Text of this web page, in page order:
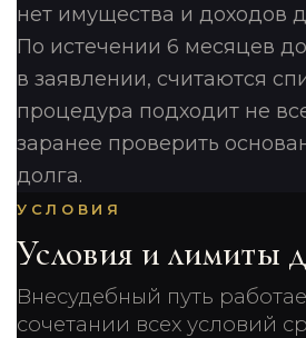
нет имущества и доходов
По истечении 6 месяцев
в заявлении, считаются
процедура подходит не
заранее проверить
долга.
УСЛОВИЯ
Условия и
Внесудебный путь
сочетании всех условий